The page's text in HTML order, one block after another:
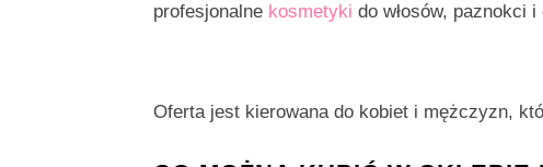
profesjonalne kosmetyki do włosów, paznokci i
Oferta jest kierowana do kobiet i mężczyzn,